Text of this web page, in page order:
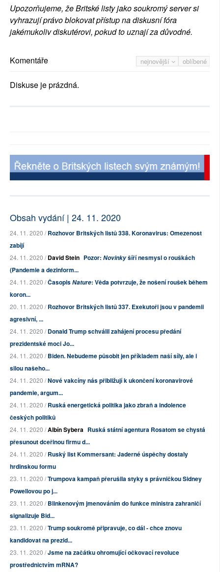
Upozorňujeme, že Britské listy jako soukromý server si
vyhrazují právo blokovat přístup na diskusní fóra
jakémukoliv diskutérovi, pokud to uznají za důvodné.
nejnovější oblíbené
Komentáře
Diskuse je prázdná.
Obsah vydání | 24. 11. 2020
24. 11. 2020 /Rozhovor Britských listů 338. Koronavirus: Omezenost
zabíjí
24. 11. 2020 /David Stein Pozor: Novinkyšíří nesmysl o rouškách
(Pandemie a dezinform...
24. 11. 2020 /ČasopisNature: Věda potvrzuje, že nošení roušek během
koron...
20. 11. 2020 /Rozhovor Britských listů 337. Exekutoři jsou v pandemii
agresivní, ...
24. 11. 2020 /Donald Trump schválil zahájení procesu předání
prezidentské moci Jo...
24. 11. 2020 /Biden. Nebudeme působit jen příkladem naší síly, ale i
silou našeho...
24. 11. 2020 /Nové vakcíny nás přibližují k ukončení koronavirové
pandemie, argum...
24. 11. 2020 /Ruská energetická politika jako zbraň a indolence
českých politiků
24. 11. 2020 /Albín Sybera Ruská státní agentura Rosatom se chystá
přesunout dceřinou firmu d...
24. 11. 2020 /Ruský list Kommersant: Jaderné úspěchy dostaly
hrdinskou formu
23. 11. 2020 /Trumpova kampaň přerušila styky s právničkou Sidney
Powellovou po j...
23. 11. 2020 /Blinkenovým jmenováním do funkce ministra zahraničí
signalizuje Bid...
23. 11. 2020 /Trump soukromě připravuje, co dál - chce znovu
kandidovat na prezid...
23. 11. 2020 /Jsme na začátku ohromující očkovací revoluce
prostřednictvím mRNA?